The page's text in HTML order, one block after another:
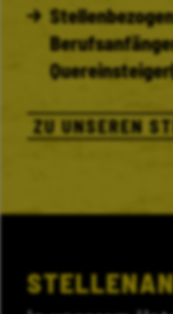
ZU UNSEREN